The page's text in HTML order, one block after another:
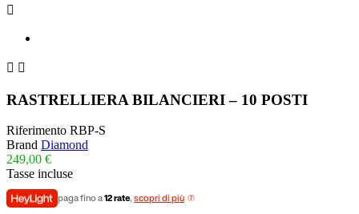

 
RASTRELLIERA BILANCIERI – 10 POSTI
Riferimento RBP-S
Brand Diamond
249,00 €
Tasse incluse
paga fino a12 rate, scopri di più